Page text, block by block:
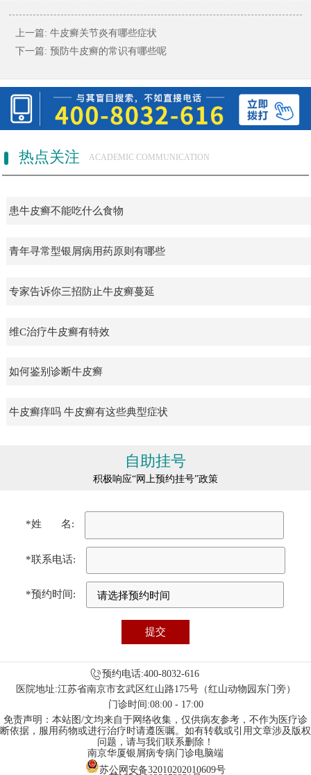
上一篇: 牛皮癣关节炎有哪些症状
下一篇: 预防牛皮癣的常识有哪些呢
热点关注 ACADEMIC COMMUNICATION
患牛皮癣不能吃什么食物
青年寻常型银屑病用药原则有哪些
专家告诉你三招防止牛皮癣蔓延
维C治疗牛皮癣有特效
如何鉴别诊断牛皮癣
牛皮癣痒吗 牛皮癣有这些典型症状
自助挂号
积极响应“网上预约挂号”政策
*姓 名:
*联系电话:
*预约时间:
预约电话:400-8032-616
医院地址:江苏省南京市玄武区红山路175号（红山动物园东门旁）
门诊时间:08:00 - 17:00
免责声明：本站图/文均来自于网络收集，仅供病友参考，不作为医疗诊
断依据，服用药物或进行治疗时请遵医嘱。如有转载或引用文章涉及版权
问题，请与我们联系删除！
南京华厦银屑病专病门诊电脑端
苏公网安备32010202010609号